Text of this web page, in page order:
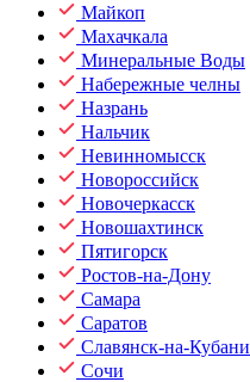
Майкоп
Махачкала
Минеральные Воды
Набережные челны
Назрань
Нальчик
Невинномысск
Новороссийск
Новочеркасск
Новошахтинск
Пятигорск
Ростов-на-Дону
Самара
Саратов
Славянск-на-Кубани
Сочи